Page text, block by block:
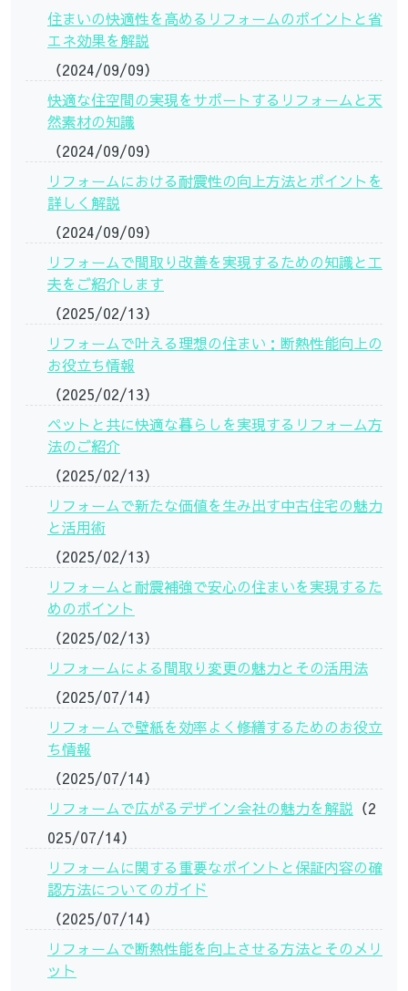
住まいの快適性を高めるリフォームのポイントと省
エネ効果を解説
（2024/09/09）
快適な住空間の実現をサポートするリフォームと天
然素材の知識
（2024/09/09）
リフォームにおける耐震性の向上方法とポイントを
詳しく解説
（2024/09/09）
リフォームで間取り改善を実現するための知識と工
夫をご紹介します
（2025/02/13）
リフォームで叶える理想の住まい：断熱性能向上の
お役立ち情報
（2025/02/13）
ペットと共に快適な暮らしを実現するリフォーム方
法のご紹介
（2025/02/13）
リフォームで新たな価値を生み出す中古住宅の魅力
と活用術
（2025/02/13）
リフォームと耐震補強で安心の住まいを実現するた
めのポイント
（2025/02/13）
リフォームによる間取り変更の魅力とその活用法
（2025/07/14）
リフォームで壁紙を効率よく修繕するためのお役立
ち情報
（2025/07/14）
リフォームで広がるデザイン会社の魅力を解説 （2
025/07/14）
リフォームに関する重要なポイントと保証内容の確
認方法についてのガイド
（2025/07/14）
リフォームで断熱性能を向上させる方法とそのメリ
ット